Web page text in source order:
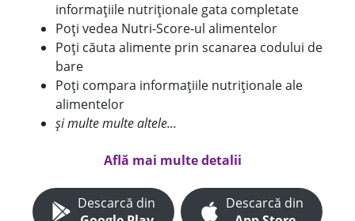
informațiile nutriționale gata completate
Poți vedea Nutri-Score-ul alimentelor
Poți căuta alimente prin scanarea codului de
bare
Poți compara informațiile nutriționale ale
alimentelor
și multe multe altele...
Află mai multe detalii
Descarcă din
Descarcă din